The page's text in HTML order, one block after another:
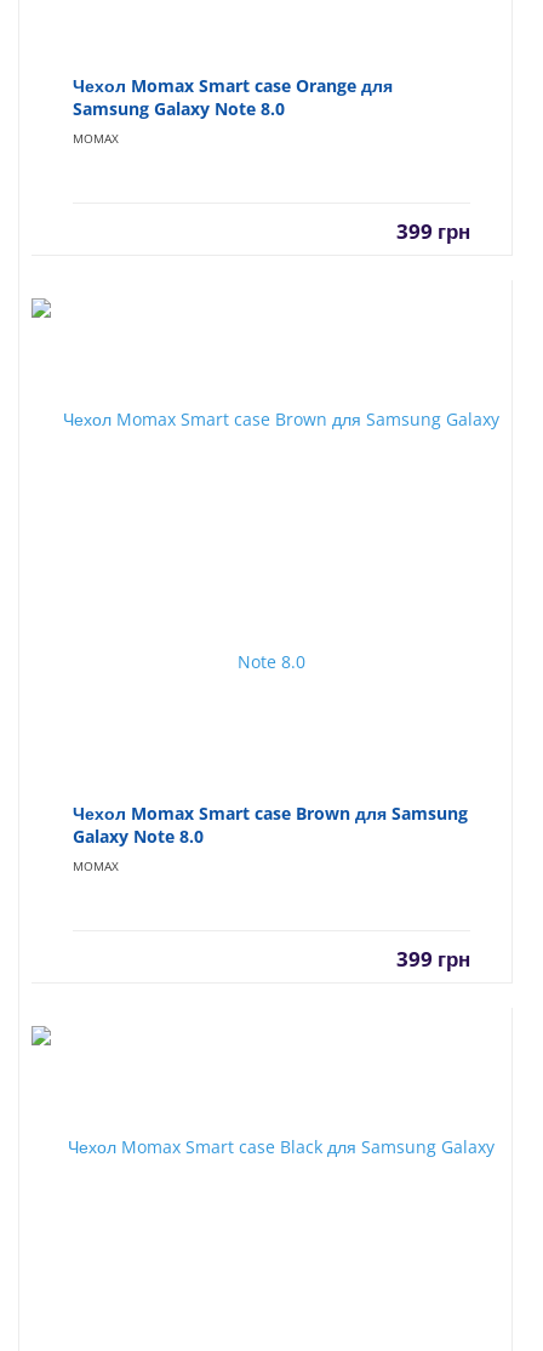
Чехол Momax Smart case Orange для
Samsung Galaxy Note 8.0
MOMAX
399 грн
Чехол Momax Smart case Brown для Samsung
Galaxy Note 8.0
MOMAX
399 грн